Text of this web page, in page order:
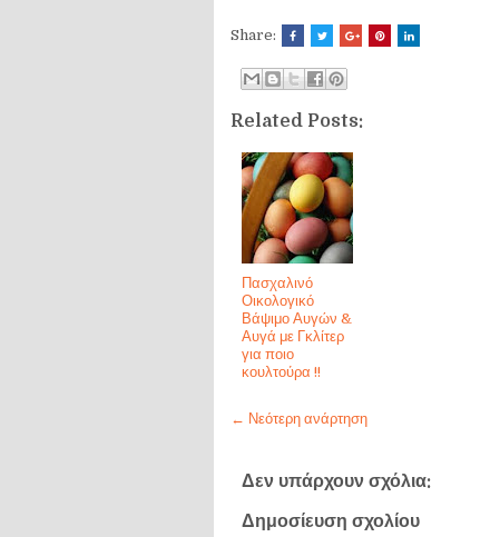
Share:
Related Posts:
Πασχαλινό
Οικολογικό
Βάψιμο Αυγών &
Αυγά με Γκλίτερ
για ποιο
κουλτούρα !!
← Νεότερη ανάρτηση
Δεν υπάρχουν σχόλια:
Δημοσίευση σχολίου